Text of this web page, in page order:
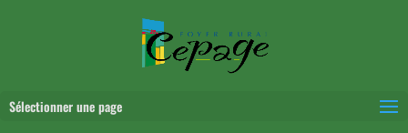
Sélectionner une page